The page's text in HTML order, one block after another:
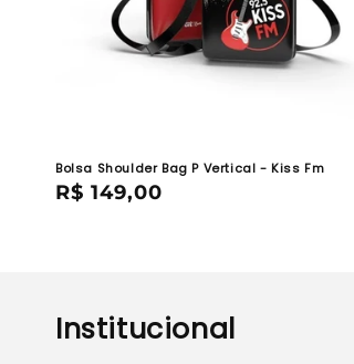
Bolsa Shoulder Bag P Vertical - Kiss Fm
Preço
R$ 149,00
Institucional